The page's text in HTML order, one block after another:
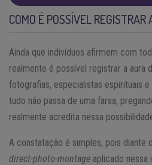
COMO É POSSÍVEL REGISTRAR
Ainda que indivíduos afirmem com
realmente é possível registrar a aura
fotografias, especialistas espirituais e
tudo não passa de uma farsa,
realmente acredita nessa
A constatação é simples, pois diante
direct-photo-montage aplicado nessa